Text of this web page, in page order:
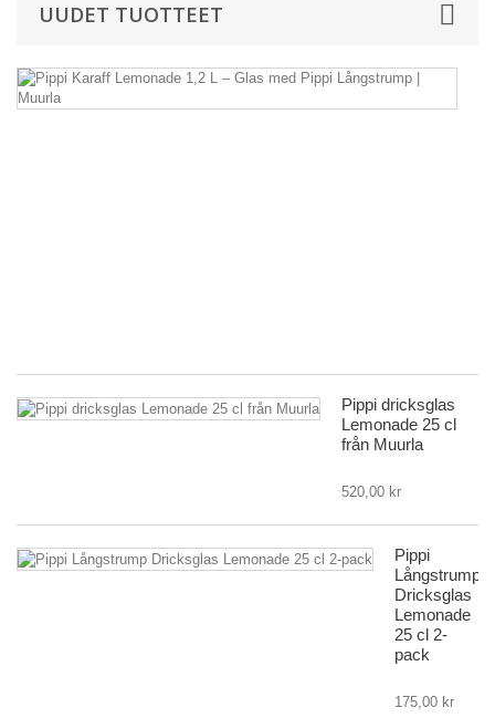
UUDET TUOTTEET
Pippi dricksglas
Lemonade 25 cl
från Muurla
520,00 kr
Pippi
Långstrump
Dricksglas
Lemonade
25 cl 2-
pack
175,00 kr